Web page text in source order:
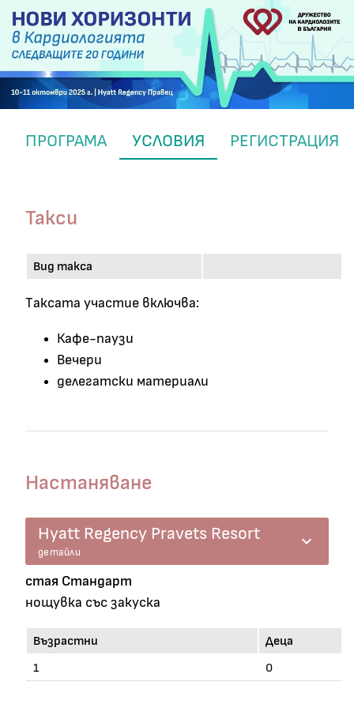
ПРОГРАМА УСЛОВИЯ РЕГИСТРАЦИЯ
Такси
Вид такса
Tаксата участие включва:
Кафе-паузи
Вечери
делегатски материали
Настаняване
Hyatt Regency Pravets Resort
детайли
keyboard_arrow_down
стая Стандарт
нощувка със закуска
Възрастни Деца
1 0